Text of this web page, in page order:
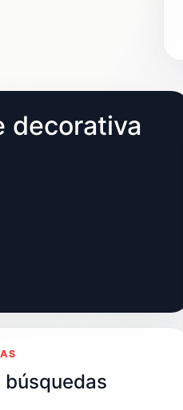
decorativa